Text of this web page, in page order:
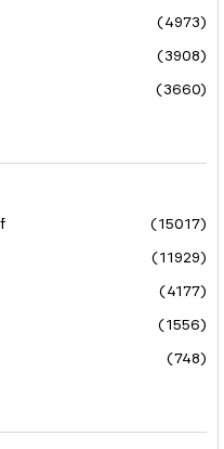
(4973)
(3908)
(3660)
(15017)
(11929)
(4177)
(1556)
(748)